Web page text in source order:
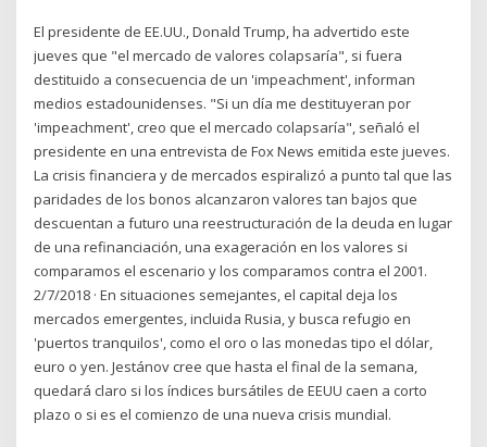
El presidente de EE.UU., Donald Trump, ha advertido este
jueves que "el mercado de valores colapsaría", si fuera
destituido a consecuencia de un 'impeachment', informan
medios estadounidenses. "Si un día me destituyeran por
'impeachment', creo que el mercado colapsaría", señaló el
presidente en una entrevista de Fox News emitida este jueves.
La crisis financiera y de mercados espiralizó a punto tal que las
paridades de los bonos alcanzaron valores tan bajos que
descuentan a futuro una reestructuración de la deuda en lugar
de una refinanciación, una exageración en los valores si
comparamos el escenario y los comparamos contra el 2001.
2/7/2018 · En situaciones semejantes, el capital deja los
mercados emergentes, incluida Rusia, y busca refugio en
'puertos tranquilos', como el oro o las monedas tipo el dólar,
euro o yen. Jestánov cree que hasta el final de la semana,
quedará claro si los índices bursátiles de EEUU caen a corto
plazo o si es el comienzo de una nueva crisis mundial.